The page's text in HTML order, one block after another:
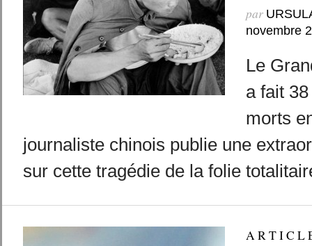
par
novembre
Le
a fait
morts
journaliste chinois publie une
sur cette tragédie de la folie
A R T I C L